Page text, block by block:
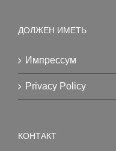
ДОЛЖЕН ИМЕТЬ
Импрессум
Privacy Policy
КОНТАКТ